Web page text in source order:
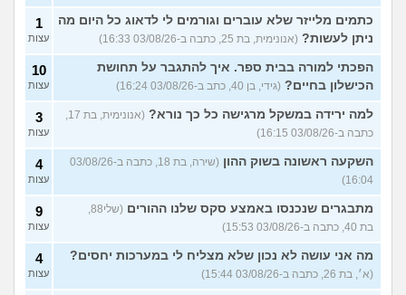
כתמים מלייזר שלא עוברים וגורמים לי לדאוג כל היום מה
ניתן לעשות? (אנונימית, בת 25, כתבה ב-03/08/26 16:33)
1
עצות
הפכתי למורה בבית ספר. איך להתגבר על תחושת
הכישלון בחיים? (גידי, בן 40, כתב ב-03/08/26 16:24)
10
עצות
למה ירידה במשקל מרגישה כל כך נורא?
(אנונימית, בת 17,
כתבה ב-03/08/26 16:15)
3
עצות
השקעה ראשונה בשוק ההון
(שירה, בת 18, כתבה ב-03/08/26
16:04)
4
עצות
מתבגרים שנכנסו באמצע סקס שלנו ההורים
(שלי88,
בת 40, כתבה ב-03/08/26 15:53)
9
עצות
מה אני עושה לא נכון שלא מצליח לי במערכות יחסים?
(א׳, בת 26, כתבה ב-03/08/26 15:44)
4
עצות